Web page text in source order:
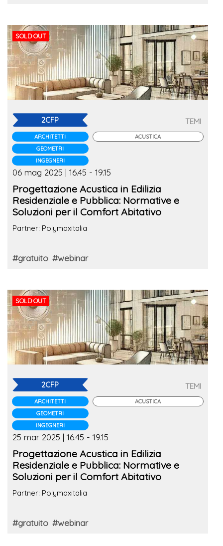
SOLD OUT
2CFP
ARCHITETTI
GEOMETRI
INGEGNERI
TEMI
ACUSTICA
06 mag 2025 | 16.45 - 19.15
Progettazione Acustica in Edilizia
Residenziale e Pubblica: Normative e
Soluzioni per il Comfort Abitativo
Partner: Polymaxitalia
#gratuito #webinar
SOLD OUT
2CFP
ARCHITETTI
GEOMETRI
INGEGNERI
TEMI
ACUSTICA
25 mar 2025 | 16.45 - 19.15
Progettazione Acustica in Edilizia
Residenziale e Pubblica: Normative e
Soluzioni per il Comfort Abitativo
Partner: Polymaxitalia
#gratuito #webinar